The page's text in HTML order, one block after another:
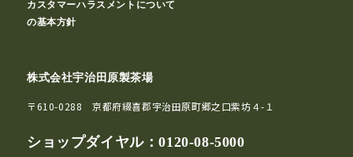
カスタマーハラスメントについて
の基本方針
株式会社宇治田原製茶場
〒610-0288 京都府綴喜郡宇治田原町郷之口紫坊４-１
ショップダイヤル：0120-08-5000